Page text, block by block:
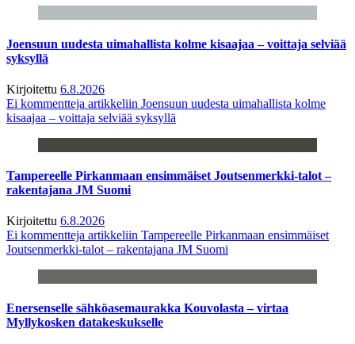
Joensuun uudesta uimahallista kolme kisaajaa – voittaja selviää
syksyllä
Kirjoitettu 6.8.2026
Ei kommentteja artikkeliin Joensuun uudesta uimahallista kolme
kisaajaa – voittaja selviää syksyllä
Tampereelle Pirkanmaan ensimmäiset Joutsenmerkki-talot –
rakentajana JM Suomi
Kirjoitettu 6.8.2026
Ei kommentteja artikkeliin Tampereelle Pirkanmaan ensimmäiset
Joutsenmerkki-talot – rakentajana JM Suomi
Enersenselle sähköasemaurakka Kouvolasta – virtaa
Myllykosken datakeskukselle